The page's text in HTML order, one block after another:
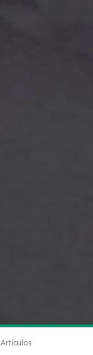
Artículos